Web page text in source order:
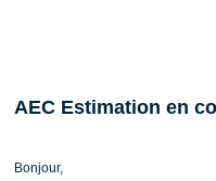
AEC Estimation en
Bonjour,